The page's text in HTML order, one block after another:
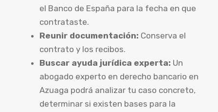
el Banco de España para la fecha en que
contrataste.
Reunir documentación: Conserva el
contrato y los recibos.
Buscar ayuda jurídica experta: Un
abogado experto en derecho bancario en
Azuaga podrá analizar tu caso concreto,
determinar si existen bases para la